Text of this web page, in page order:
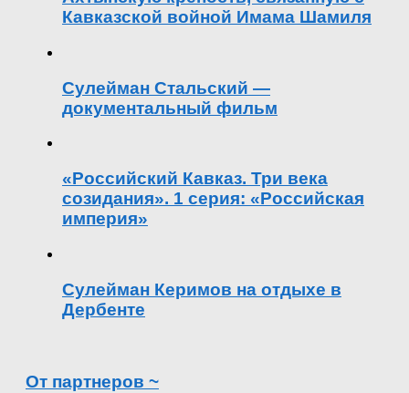
Кавказской войной Имама Шамиля
Сулейман Стальский —
документальный фильм
«Российский Кавказ. Три века
созидания». 1 серия: «Российская
империя»
Сулейман Керимов на отдыхе в
Дербенте
От партнеров ~